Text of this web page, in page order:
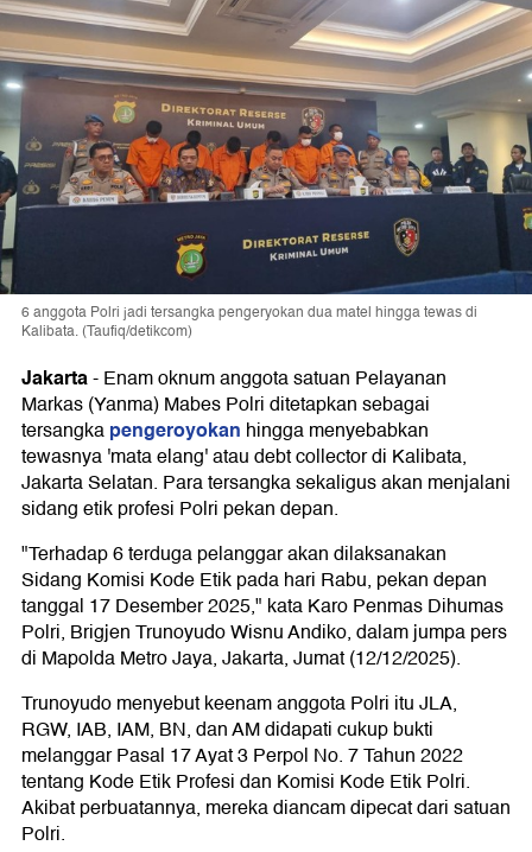
6 anggota Polri jadi tersangka pengeryokan dua matel hingga tewas di
Kalibata. (Taufiq/detikcom)
Jakarta-Enam oknum anggota satuan Pelayanan
Markas (Yanma) Mabes Polri ditetapkan sebagai
tersangkapengeroyokan hingga menyebabkan
tewasnya 'mata elang' atau debt collector di Kalibata,
Jakarta Selatan. Para tersangka sekaligus akan menjalani
sidang etik profesi Polri pekan depan.
"Terhadap 6 terduga pelanggar akan dilaksanakan
Sidang Komisi Kode Etik pada hari Rabu, pekan depan
tanggal 17 Desember 2025," kata Karo Penmas Dihumas
Polri, Brigjen Trunoyudo Wisnu Andiko, dalam jumpa pers
di Mapolda Metro Jaya, Jakarta, Jumat (12/12/2025).
Trunoyudo menyebut keenam anggota Polri itu JLA,
⁠RGW, IAB, ⁠IAM, ⁠BN, dan AM didapati cukup bukti
melanggar Pasal 17 Ayat 3 Perpol No. 7 Tahun 2022
tentang Kode Etik Profesi dan Komisi Kode Etik Polri.
Akibat perbuatannya, mereka diancam dipecat dari satuan
Polri.